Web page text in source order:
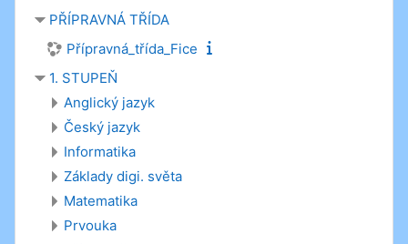
PŘÍPRAVNÁ TŘÍDA
Přípravná_třída_Fice
1. STUPEŇ
Anglický jazyk
Český jazyk
Informatika
Základy digi. světa
Matematika
Prvouka